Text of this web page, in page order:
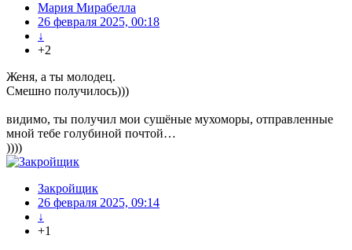
Мария Мирабелла
26 февраля 2025, 00:18
↓
+2
Женя, а ты молодец.
Смешно получилось)))
видимо, ты получил мои сушёные мухоморы, отправленные
мной тебе голубиной почтой…
))))
Закройщик
26 февраля 2025, 09:14
↓
+1